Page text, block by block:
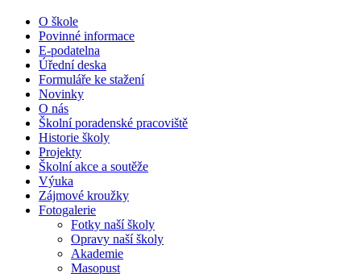
O škole
Povinné informace
E-podatelna
Úřední deska
Formuláře ke stažení
Novinky
O nás
Školní poradenské pracoviště
Historie školy
Projekty
Školní akce a soutěže
Výuka
Zájmové kroužky
Fotogalerie
Fotky naší školy
Opravy naší školy
Akademie
Masopust